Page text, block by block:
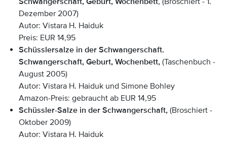
Dezember 2007)
Autor: Vistara H. Haiduk
Preis: EUR 14,95
Schüsslersalze in der Schwangerschaft.
Schwangerschaft, Geburt, Wochenbett, (Taschenbuch -
August 2005)
Autor: Vistara H. Haiduk und Simone Bohley
Amazon-Preis: gebraucht ab EUR 14,95
Schüssler-Salze in der Schwangerschaft, (Broschiert -
Oktober 2009)
Autor: Vistara H. Haiduk